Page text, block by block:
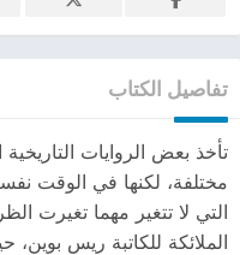
تفاصيل الكتاب
تأخذ بعض الروايات
مختلفة، لكنها في الوقت
التي لا تتغير مهما تغيرت
الملائكة للكاتبة ريس بوين،